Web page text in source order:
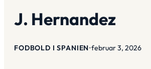
J. Hernandez
FODBOLD I SPANIEN•februar 3, 2026